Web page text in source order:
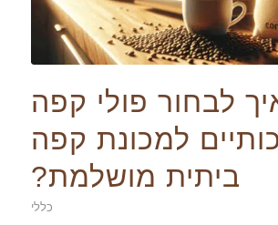
לבחור פולי קפה
למכונת קפה
ביתית מושלמת?
כללי